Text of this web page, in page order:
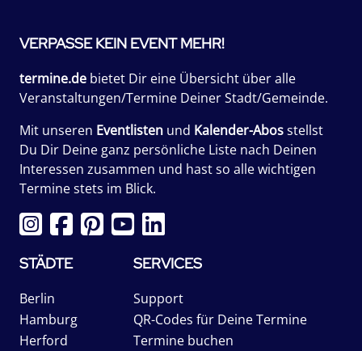
VERPASSE KEIN EVENT MEHR!
termine.de bietet Dir eine Übersicht über alle
Veranstaltungen/Termine Deiner Stadt/Gemeinde.
Mit unseren Eventlisten und Kalender-Abosstellst
Du Dir Deine ganz persönliche Liste nach Deinen
Interessen zusammen und hast so alle wichtigen
Termine stets im Blick.
STÄDTE
Berlin
Hamburg
Herford
SERVICES
Support
QR-Codes für Deine Termine
Termine buchen